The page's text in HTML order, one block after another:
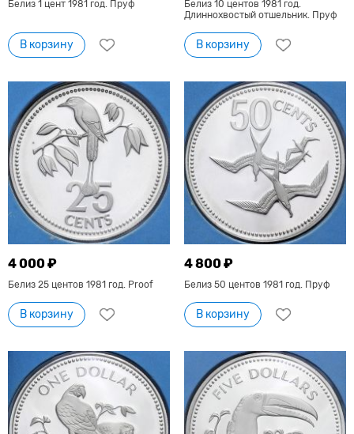
Белиз 1 цент 1981 год. Пруф
В корзину
Белиз 10 центов 1981 год.
Длиннохвостый отшельник. Пруф
В корзину
4 000 ₽
Белиз 25 центов 1981 год. Proof
В корзину
4 800 ₽
Белиз 50 центов 1981 год. Пруф
В корзину